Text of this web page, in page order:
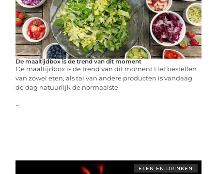
De maaltijdbox is de trend van dit moment
De maaltijdbox is de trend van dit moment Het bestellen
van zowel eten, als tal van andere producten is vandaag
de dag natuurlijk de normaalste
...
ETEN EN DRINKEN